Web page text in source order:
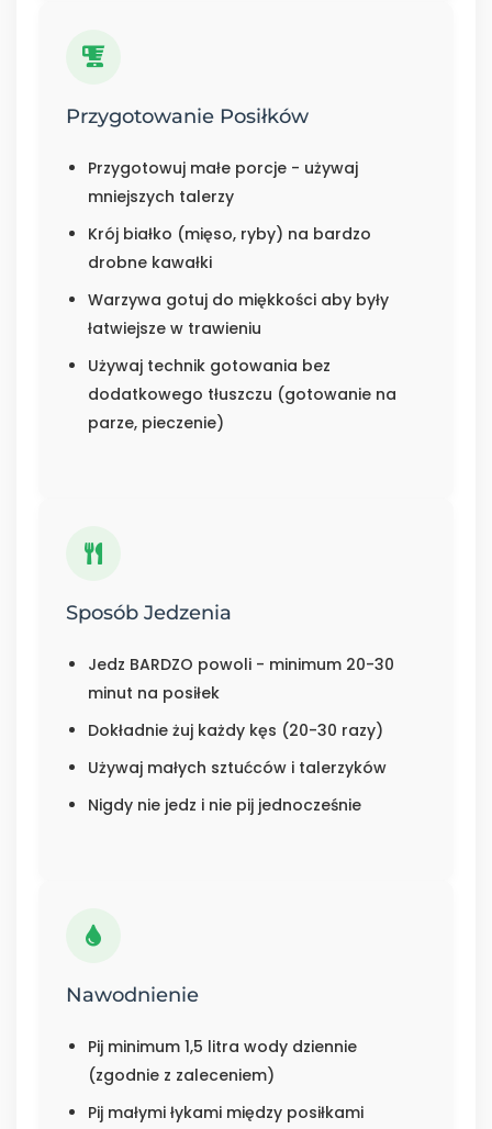
Przygotowanie Posiłków
Przygotowuj małe porcje - używaj
mniejszych talerzy
Krój białko (mięso, ryby) na bardzo
drobne kawałki
Warzywa gotuj do miękkości aby były
łatwiejsze w trawieniu
Używaj technik gotowania bez
dodatkowego tłuszczu (gotowanie na
parze, pieczenie)
Sposób Jedzenia
Jedz BARDZO powoli - minimum 20-30
minut na posiłek
Dokładnie żuj każdy kęs (20-30 razy)
Używaj małych sztućców i talerzyków
Nigdy nie jedz i nie pij jednocześnie
Nawodnienie
Pij minimum 1,5 litra wody dziennie
(zgodnie z zaleceniem)
Pij małymi łykami między posiłkami